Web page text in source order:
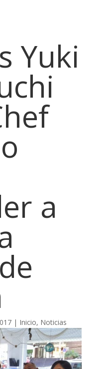
Yuki
a
| Inicio, Noticias